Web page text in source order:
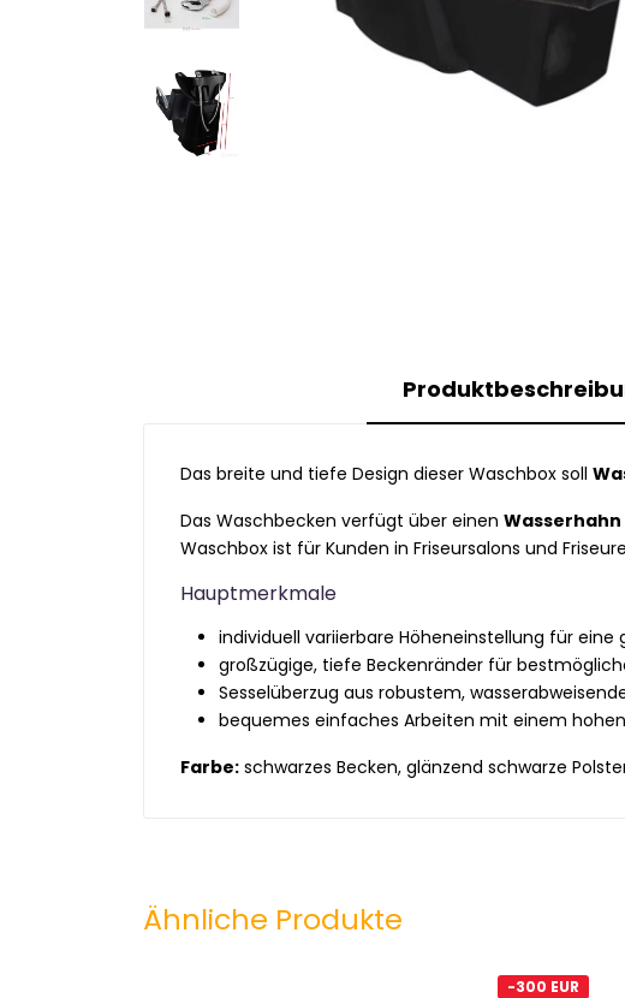
Das breite und tiefe Design dieser Waschbox soll
Das Waschbecken verfügt über einen
Waschbox ist für Kunden in Friseursalons und
Hauptmerkmale
individuell variierbare Höheneinstellung für eine
großzügige, tiefe Beckenränder für
Sesselüberzug aus robustem,
bequemes einfaches Arbeiten mit einem
Farbe: schwarzes Becken, glänzend schwarze
Ähnliche Produkte
-300 EUR